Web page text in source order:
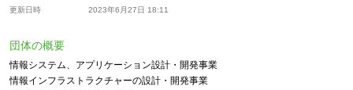
更新日時 2023年6月27日 18:11
団体の概要
情報システム、アプリケーション設計・開発事業
情報インフラストラクチャーの設計・開発事業